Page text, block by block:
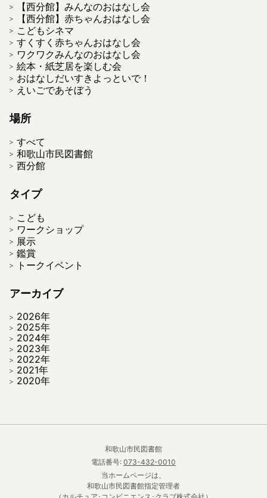
【西分館】みんなのおはなし会
【西分館】赤ちゃんおはなし会
こどもシネマ
すくすく赤ちゃんおはなし会
ワクワクみんなのおはなし会
絵本・紙芝居を楽しむ会
おはなしだいすきよっといで！
えいごであそぼう
場所
すべて
和歌山市民図書館
西分館
タイプ
こども
ワークショップ
展示
鑑賞
トークイベント
アーカイブ
2026年
2025年
2024年
2023年
2022年
2021年
2020年
和歌山市民図書館
電話番号: 073-432-0010
当ホームページは、
和歌山市民図書館指定管理者